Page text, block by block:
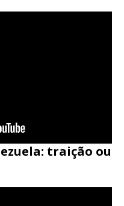
traição ou